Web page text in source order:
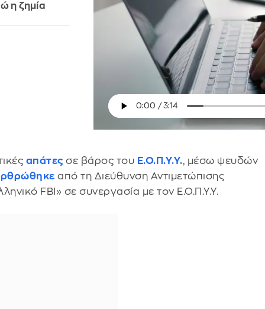
η ζημία
απάτες σε βάρος του Ε.Ο.Π.Υ.Υ., μέσω ψευδών
από τη Διεύθυνση Αντιμετώπισης
FBI» σε συνεργασία με τον Ε.Ο.Π.Υ.Υ.